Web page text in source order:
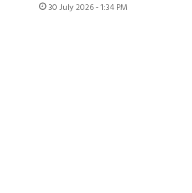
30 July 2026 - 1:34 PM